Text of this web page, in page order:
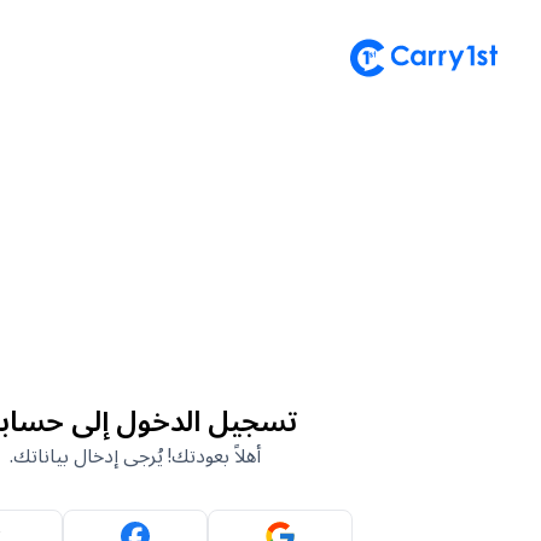
تسجيل الدخول إلى
أهلاً بعودتك! يُرجى إدخال بياناتك.